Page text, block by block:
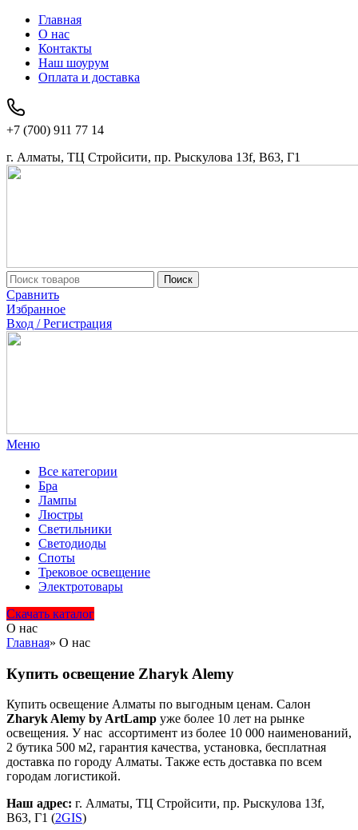
Главная
О нас
Контакты
Наш шоурум
Оплата и доставка
+7 (700) 911 77 14
г. Алматы, ТЦ Стройсити, пр. Рыскулова 13f, В63, Г1
Поиск
Сравнить
Избранное
Вход / Регистрация
Меню
Все категории
Бра
Лампы
Люстры
Светильники
Светодиоды
Споты
Трековое освещение
Электротовары
Скачать каталог
О нас
Главная» О нас
Купить освещение Zharyk Alemy
Купить освещение Алматы по выгодным ценам. Салон
Zharyk Alemy by ArtLamp уже более 10 лет на рынке
освещения. У нас ассортимент из более 10 000 наименований,
2 бутика 500 м2, гарантия качества, установка, бесплатная
доставка по городу Алматы. Также есть доставка по всем
городам логистикой.
Наш адрес: г. Алматы, ТЦ Стройсити, пр. Рыскулова 13f,
В63, Г1 (2GIS)